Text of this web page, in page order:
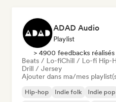
ADAD Audio
Playlist
> 4900 feedbacks réalisés
Beats / Lo-fiChill / Lo-fi Hip-
Drill / Jersey
Ajouter dans ma/mes
Hip-hop Indie folk Indie pop